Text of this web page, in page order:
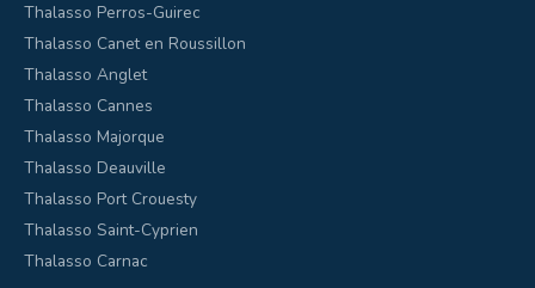
Thalasso Perros-Guirec
Thalasso Canet en Roussillon
Thalasso Anglet
Thalasso Cannes
Thalasso Majorque
Thalasso Deauville
Thalasso Port Crouesty
Thalasso Saint-Cyprien
Thalasso Carnac